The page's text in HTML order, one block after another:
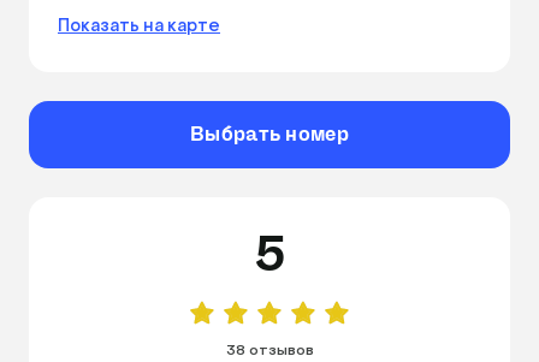
Показать на карте
Выбрать номер
5
38 отзывов